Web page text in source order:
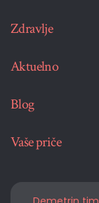
Zdravlje
Aktuelno
Blog
Vaše priče